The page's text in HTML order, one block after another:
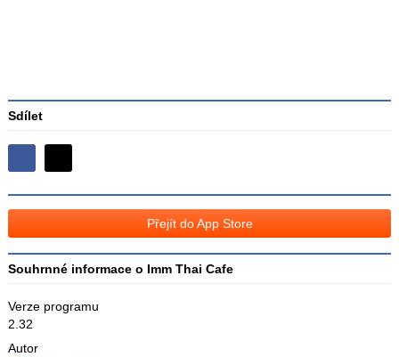
Sdílet
Sdílejte
na
Facebooku
na
Přejít do App Store
Souhrnné informace o Imm Thai Cafe
Verze programu
2.32
Autor